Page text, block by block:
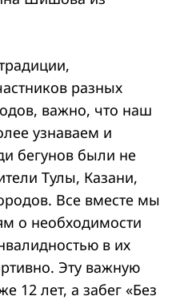
разных
важно, что наш
узнаваем и
бегунов были не
Тулы, Казани,
Все вместе мы
о необходимости
в их
Эту важную
12 лет, а забег «Без